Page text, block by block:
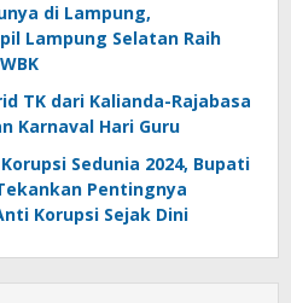
di Lampung,
Lampung Selatan Raih
TK dari Kalianda-Rajabasa
Karnaval Hari Guru
Sedunia 2024, Bupati
Pentingnya
Korupsi Sejak Dini